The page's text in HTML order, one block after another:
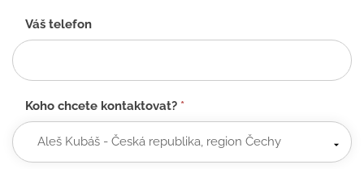
Váš telefon
Koho chcete kontaktovat? *